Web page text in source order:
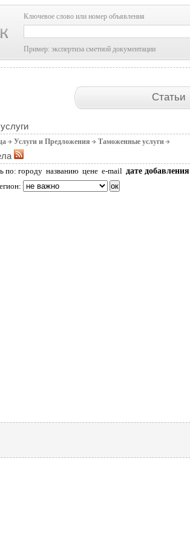
Ключевое слово или номер объявления
Пример: экспертиза сметной документации
Статьи
Услуги и Предложения Таможенные услуги
по: городу названию цене e-mail дате добавления